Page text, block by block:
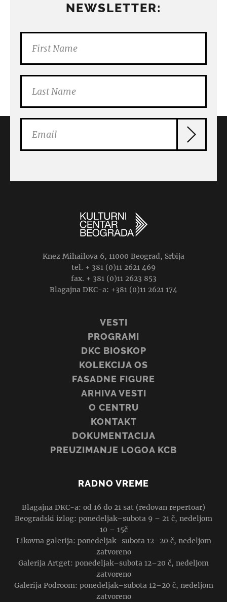
NEWSLETTER:
Knez Mihailova 6, 11000 Beograd, Srbija
tel. + 381 (0)11 2621 469
fax. + 381 (0)11 2623 853
Blagajna DKC-a: +381 (0)11 2621 174
VESTI
PROGRAMI
DKC BIOSKOP
KOLEKCIJA OS
FASADNE FIGURE
ARHIVA VESTI
O CENTRU
KONTAKT
DOKUMENTACIJA
PREUZIMANJE LOGOA KCB
RADNO VREME
Blagajna DKC-a: od 16 do 21 sat (redovan repertoar)
Beogradski izlog: ponedeljak–subota 9 – 21 č, nedeljom
10 – 15č
Likovna galerija: ponedeljak–subota 12–20 č, nedeljom
zatvoreno
Galerija Artget: ponedeljak–subota 12–20 č, nedeljom
zatvoreno
Galerija Podroom: ponedeljak–subota 12–20 č, nedeljom
zatvoreno